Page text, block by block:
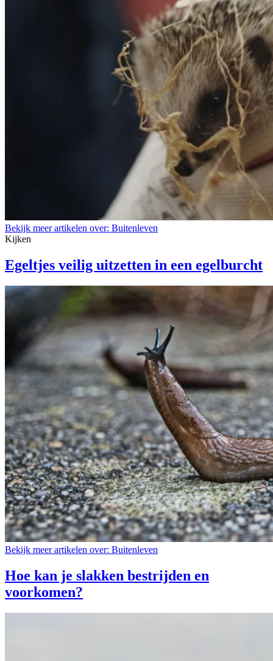
Bekijk meer artikelen over: Buitenleven
Kijken
Egeltjes veilig uitzetten in een egelburcht
Bekijk meer artikelen over: Buitenleven
Hoe kan je slakken bestrijden en
voorkomen?